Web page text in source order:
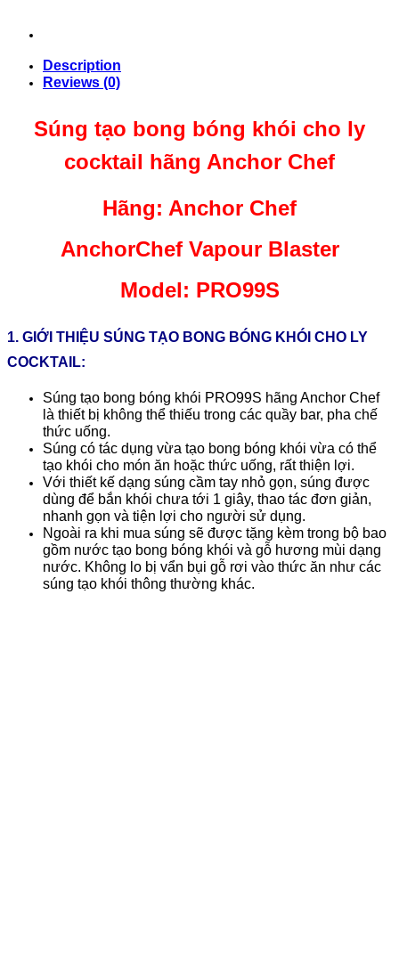
Description
Reviews (0)
Súng tạo bong bóng khói cho ly
cocktail hãng Anchor Chef
Hãng: Anchor Chef
AnchorChef Vapour Blaster
Model: PRO99S
1. GIỚI THIỆU SÚNG TẠO BONG BÓNG KHÓI CHO LY
COCKTAIL:
Súng tạo bong bóng khói PRO99S hãng Anchor Chef
là thiết bị không thể thiếu trong các quầy bar, pha chế
thức uống.
Súng có tác dụng vừa tạo bong bóng khói vừa có thể
tạo khói cho món ăn hoặc thức uống, rất thiện lợi.
Với thiết kế dạng súng cầm tay nhỏ gọn, súng được
dùng để bắn khói chưa tới 1 giây, thao tác đơn giản,
nhanh gọn và tiện lợi cho người sử dụng.
Ngoài ra khi mua súng sẽ được tặng kèm trong bộ bao
gồm nước tạo bong bóng khói và gỗ hương mùi dạng
nước. Không lo bị vẩn bụi gỗ rơi vào thức ăn như các
súng tạo khói thông thường khác.